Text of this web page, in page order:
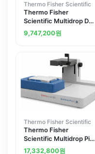
Thermo Fisher Scientific
Thermo Fisher
Scientific Multidrop DW
Reagent Dispenser
200-240V 50 60 Hz
9,747,200원
Thermo Fisher Scientific
Thermo Fisher
Scientific Multidrop Pico
1 Digital Dispenser
17,332,800원